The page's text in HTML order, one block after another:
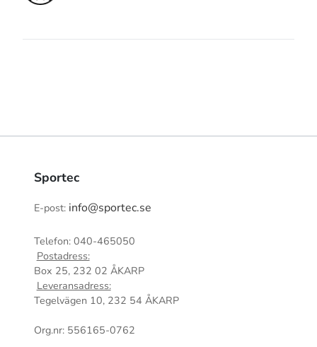
Sportec
E-post: info@sportec.se
Telefon: 040-465050
Postadress:
Box 25, 232 02 ÅKARP
Leveransadress:
Tegelvägen 10, 232 54 ÅKARP
Org.nr: 556165-0762